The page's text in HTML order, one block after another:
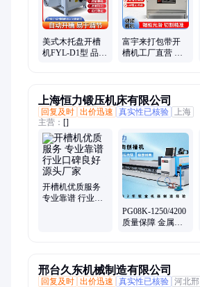
美式木托盘开槽
机FYL-D1型 品质
富宇来打包带开
槽机工厂直营 品
上海恒力锻压机床有限公司
回复及时 出价迅速 真实性已核验
上海
主营： []
开槽机优质服务
专业靠谱 行业口
PG08K-1250/4200
质量保障 金属板
邢台久东机械制造有限公司
回复及时 出价迅速 真实性已核验 河北